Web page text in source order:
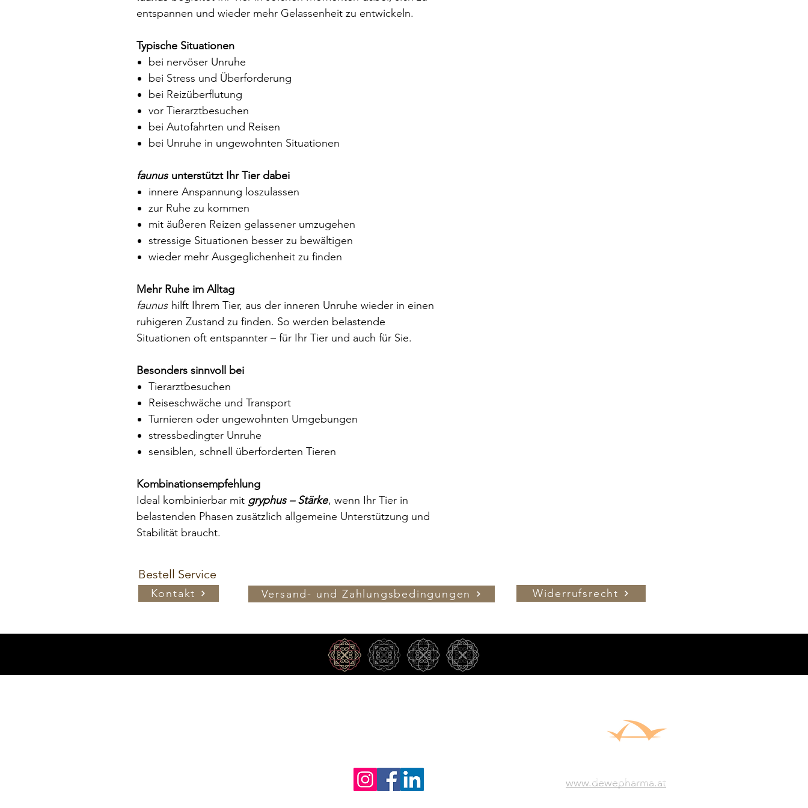
entspannen und wieder mehr Gelassenheit zu entwickeln.
Typische Situationen
bei nervöser Unruhe
bei Stress und Überforderung
bei Reizüberflutung
vor Tierarztbesuchen
bei Autofahrten und Reisen
bei Unruhe in ungewohnten Situationen
faunus unterstützt Ihr Tier dabei
innere Anspannung loszulassen
zur Ruhe zu kommen
mit äußeren Reizen gelassener umzugehen
stressige Situationen besser zu bewältigen
wieder mehr Ausgeglichenheit zu finden
Mehr Ruhe im Alltag
faunus hilft Ihrem Tier, aus der inneren Unruhe wieder in einen
ruhigeren Zustand zu finden. So werden belastende
Situationen oft entspannter – für Ihr Tier und auch für Sie.
Besonders sinnvoll bei
Tierarztbesuchen
Reiseschwäche und Transport
Turnieren oder ungewohnten Umgebungen
stressbedingter Unruhe
sensiblen, schnell überforderten Tieren
Kombinationsempfehlung
Ideal kombinierbar mit gryphus – Stärke, wenn Ihr Tier in
belastenden Phasen zusätzlich allgemeine Unterstützung und
Stabilität braucht.
Bestell Service
Kontakt Versand- und Zahlungsbedingungen Widerrufsrecht
www.dewepharma.at